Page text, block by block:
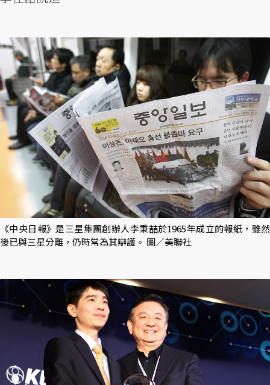
《中央日報》是三星集團創辦人李秉喆於1965年成立的報紙，雖然
後已與三星分離，仍時常為其辯護。 圖／美聯社